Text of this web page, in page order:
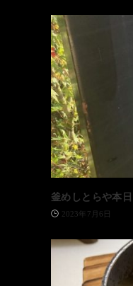
釜めしとらや本
2023年7月6日